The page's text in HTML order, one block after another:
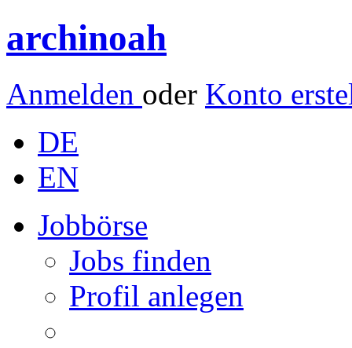
archinoah
Anmelden oder Konto
DE
EN
Jobbörse
Jobs finden
Profil anlegen